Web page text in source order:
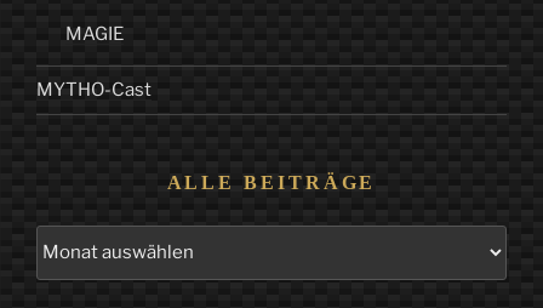
MAGIE
MYTHO-Cast
ALLE BEITRÄGE